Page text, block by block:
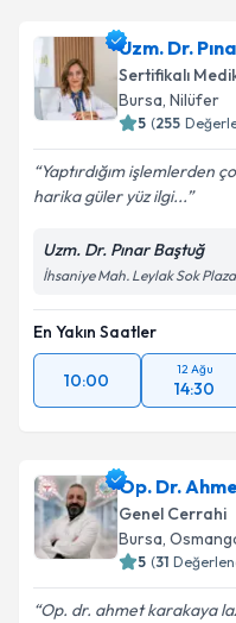
bilgilendireceğiz.
E-posta Adresiniz
Kişisel
kapsamda
Uzm. Dr.
Sertifikalı
Bursa, Nilüfer
5 (255
Yaptırdığım işlemlerden
harika güler yüz ilgi...
Uzm. Dr. Pınar Baştuğ
İhsaniye Mah. Leylak Sok
En Yakın Saatler
10:00
12 Ağu
14:30
Op. Dr.
Genel Cerrahi
Bursa,
5 (31
Op. dr. ahmet karakaya